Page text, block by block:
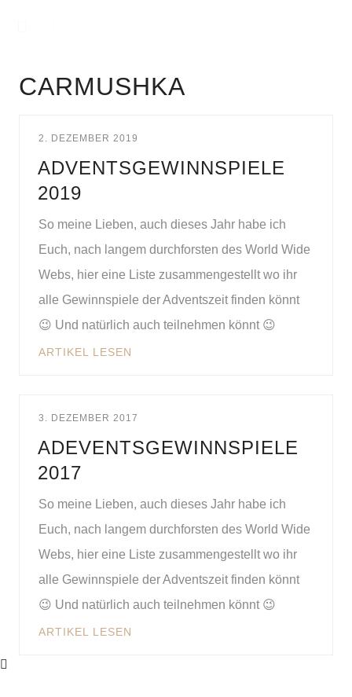
CARMUSHKA
2. DEZEMBER 2019
ADVENTSGEWINNSPIELE
2019
So meine Lieben, auch dieses Jahr habe ich
Euch, nach langem durchforsten des World Wide
Webs, hier eine Liste zusammengestellt wo ihr
alle Gewinnspiele der Adventszeit finden könnt
😉 Und natürlich auch teilnehmen könnt 😉
ARTIKEL LESEN
3. DEZEMBER 2017
ADEVENTSGEWINNSPIELE
2017
So meine Lieben, auch dieses Jahr habe ich
Euch, nach langem durchforsten des World Wide
Webs, hier eine Liste zusammengestellt wo ihr
alle Gewinnspiele der Adventszeit finden könnt
😉 Und natürlich auch teilnehmen könnt 😉
ARTIKEL LESEN